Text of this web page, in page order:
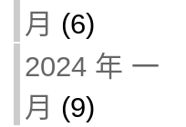
月 (6)
2024 年 一
月 (9)